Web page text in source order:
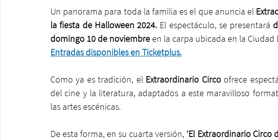
Un panorama para toda la familia es el que anuncia el
la fiesta de Halloween 2024. El espectáculo, se presentará
domingo 10 de noviembre en la carpa ubicada en la
Entradas disponibles en Ticketplus.
Como ya es tradición, el Extraordinario Circo ofrece
del cine y la literatura, adaptados a este maravilloso
las artes escénicas.
De esta forma, en su cuarta versión, ‘El Extraordinario Circo